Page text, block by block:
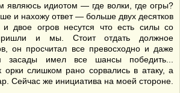
являюсь идиотом — где волки, где огры?
и нахожу ответ — больше двух десятков
и двое огров несутся что есть силы со
и мы. Стоит отдать должное
он просчитал все превосходно и даже
засады имел все шансы победить...
орки слишком рано сорвались в атаку, а
Сейчас же инициатива на моей стороне.